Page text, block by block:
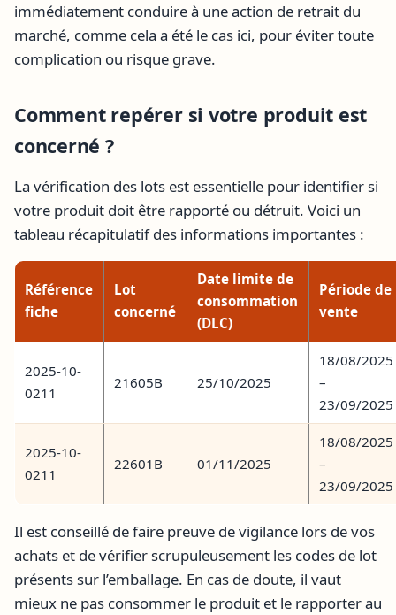
immédiatement conduire à une action de retrait du
marché, comme cela a été le cas ici, pour éviter toute
complication ou risque grave.
Comment repérer si votre produit est
concerné ?
La vérification des lots est essentielle pour identifier si
votre produit doit être rapporté ou détruit. Voici un
tableau récapitulatif des informations importantes :
Référence
fiche
Lot
concerné
Date limite de
consommation
(DLC)
Période de
vente
2025-10-
0211
21605B 25/10/2025
18/08/2025
–
23/09/2025
2025-10-
0211
22601B 01/11/2025
18/08/2025
–
23/09/2025
Il est conseillé de faire preuve de vigilance lors de vos
achats et de vérifier scrupuleusement les codes de lot
présents sur l’emballage. En cas de doute, il vaut
mieux ne pas consommer le produit et le rapporter au